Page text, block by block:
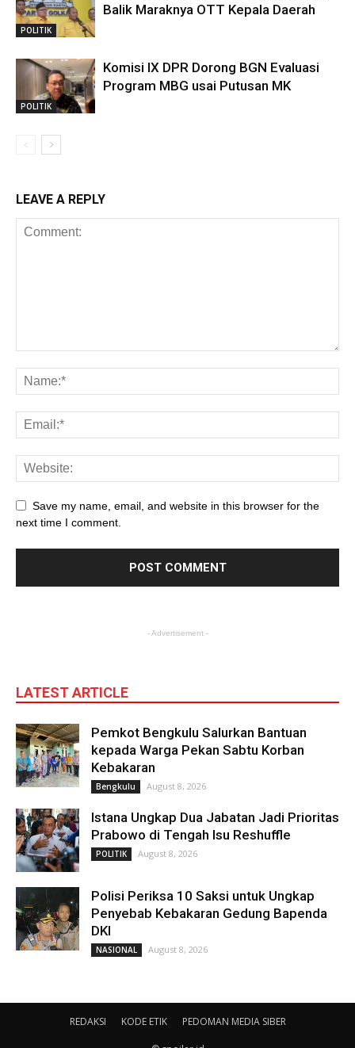
POLITIK
Balik Maraknya OTT Kepala Daerah
POLITIK
Komisi IX DPR Dorong BGN Evaluasi
Program MBG usai Putusan MK
LEAVE A REPLY
Save my name, email, and website in this browser for the
next time I comment.
- Advertisement -
LATEST ARTICLE
Pemkot Bengkulu Salurkan Bantuan
kepada Warga Pekan Sabtu Korban
Kebakaran
Bengkulu August 8, 2026
Istana Ungkap Dua Jabatan Jadi Prioritas
Prabowo di Tengah Isu Reshuffle
POLITIK August 8, 2026
Polisi Periksa 10 Saksi untuk Ungkap
Penyebab Kebakaran Gedung Bapenda
DKI
NASIONAL August 8, 2026
REDAKSI KODE ETIK PEDOMAN MEDIA SIBER